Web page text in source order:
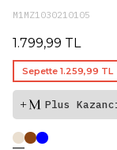
M1MZ1030210105
1.799,99 TL
Sepette 1.259,99 TL
Plus